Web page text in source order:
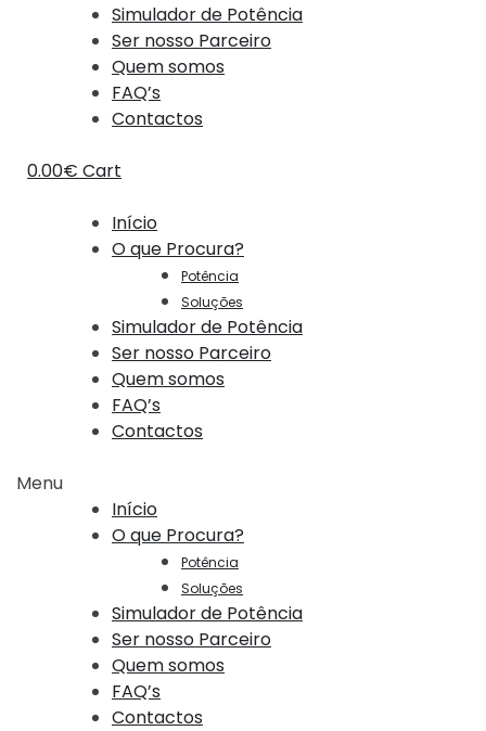
Simulador de Potência
Ser nosso Parceiro
Quem somos
FAQ’s
Contactos
0.00€ Cart
Início
O que Procura?
Potência
Soluções
Simulador de Potência
Ser nosso Parceiro
Quem somos
FAQ’s
Contactos
Menu
Início
O que Procura?
Potência
Soluções
Simulador de Potência
Ser nosso Parceiro
Quem somos
FAQ’s
Contactos